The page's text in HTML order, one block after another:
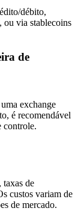
débito,
ou via stablecoins
de
exchange
é recomendável
controle.
taxas de
custos variam de
de mercado.